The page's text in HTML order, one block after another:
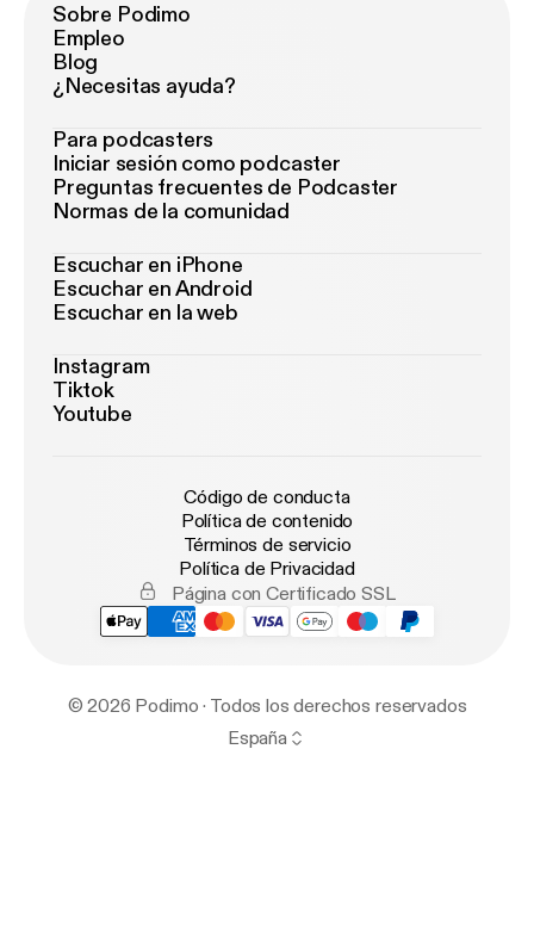
Sobre Podimo
Empleo
Blog
¿Necesitas ayuda?
Para podcasters
Iniciar sesión como podcaster
Preguntas frecuentes de Podcaster
Normas de la comunidad
Escuchar en iPhone
Escuchar en Android
Escuchar en la web
Instagram
Tiktok
Youtube
Código de conducta
Política de contenido
Términos de servicio
Política de Privacidad
Página con Certificado SSL
© 2026 Podimo · Todos los derechos reservados
España